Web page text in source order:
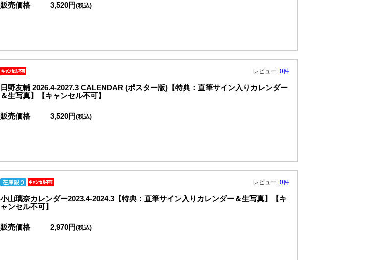
販売価格 3,520円(税込)
レビュー: 0件
日野友輔 2026.4-2027.3 CALENDAR (ポスター版)【特典：直筆サイン入りカレンダー
＆生写真】【キャンセル不可】
販売価格 3,520円(税込)
レビュー: 0件
小山璃奈カレンダー2023.4-2024.3【特典：直筆サイン入りカレンダー＆生写真】【キ
ャンセル不可】
販売価格 2,970円(税込)